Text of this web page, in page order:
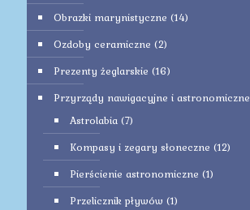
Obrazki marynistyczne (14)
Ozdoby ceramiczne (2)
Prezenty żeglarskie (16)
Przyrządy nawigacyjne i astronomiczne
Astrolabia (7)
Kompasy i zegary słoneczne (12)
Pierścienie astronomiczne (1)
Przelicznik pływów (1)